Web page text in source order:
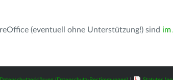
(eventuell ohne Unterstützung!) sind im